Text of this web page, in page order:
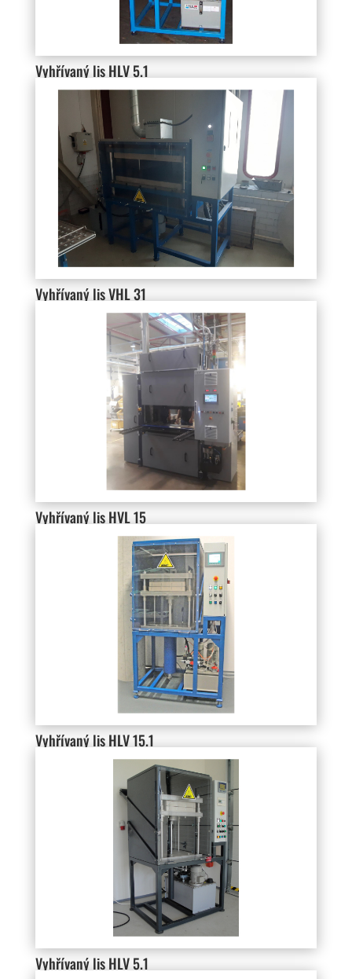
Vyhřívaný lis HLV 5.1
Vyhřívaný lis VHL 31
Vyhřívaný lis HVL 15
Vyhřívaný lis HLV 15.1
Vyhřívaný lis HLV 5.1